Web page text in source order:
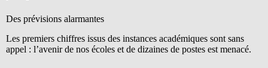
Des prévisions alarmantes
Les premiers chiffres issus des instances académiques sont sans
appel : l’avenir de nos écoles et de dizaines de postes est menacé.